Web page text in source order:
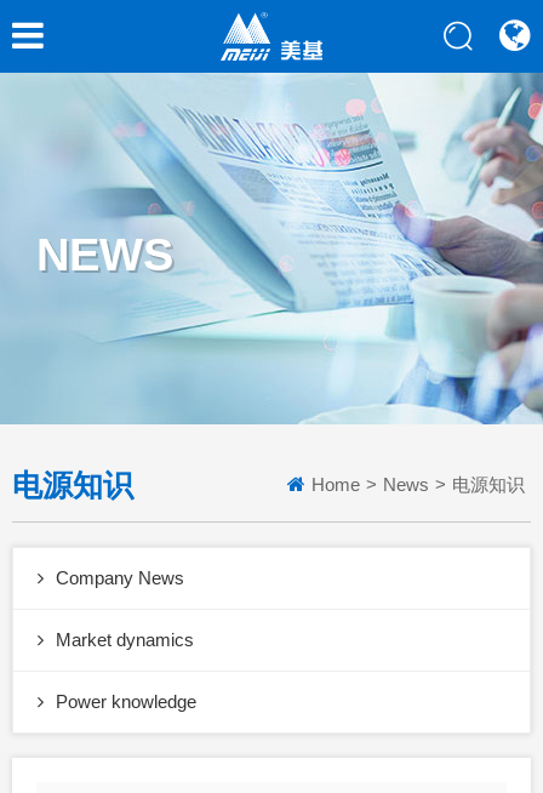
NEWS
电源知识 Home > News > 电源知识
Company News
Market dynamics
Power knowledge